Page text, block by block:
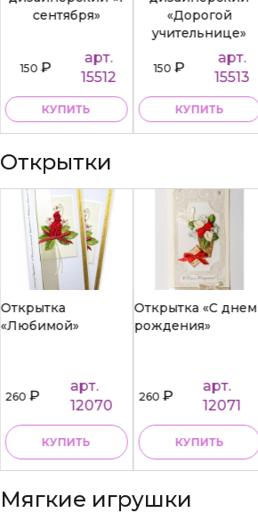
сентября»
150₽
арт.
15512
КУПИТЬ
«Дорогой
учительнице»
150₽
арт.
15513
КУПИТЬ
Открытки
Открытка
«Любимой»
260₽
арт.
12070
КУПИТЬ
Открытка «С днем
рождения»
260₽
арт.
12071
КУПИТЬ
Мягкие игрушки